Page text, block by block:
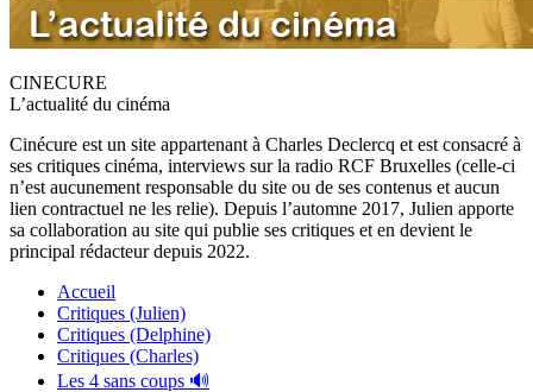
CINECURE
L’actualité du cinéma
Cinécure est un site appartenant à Charles Declercq et est consacré à
ses critiques cinéma, interviews sur la radio RCF Bruxelles (celle-ci
n’est aucunement responsable du site ou de ses contenus et aucun
lien contractuel ne les relie). Depuis l’automne 2017, Julien apporte
sa collaboration au site qui publie ses critiques et en devient le
principal rédacteur depuis 2022.
Accueil
Critiques (Julien)
Critiques (Delphine)
Critiques (Charles)
Les 4 sans coups 🔊